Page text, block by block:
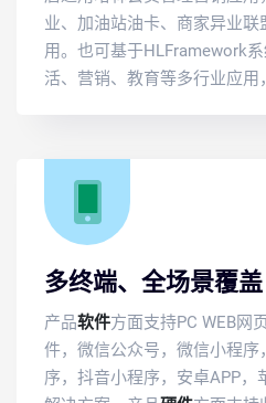
业、加油站油卡、商家异业
用。也可基于HLFramework
活、营销、教育等多行业应用
多终端、全场景覆盖
产品软件方面支持PC WEB网
件，微信公众号，微信小程
序，抖音小程序，安卓APP，